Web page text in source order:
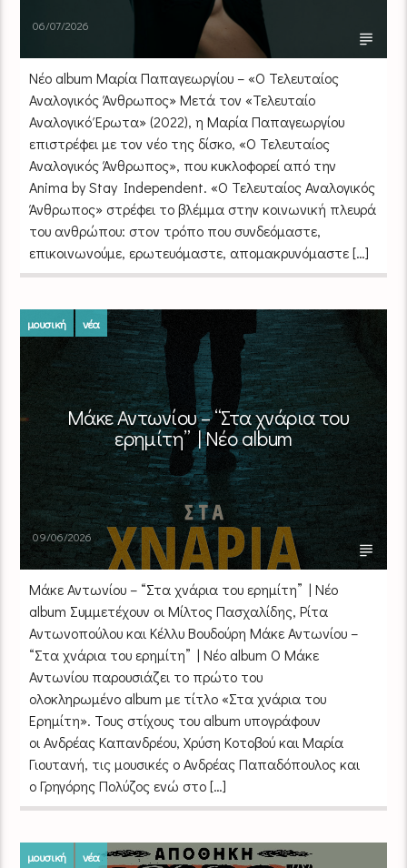
06/07/2026
Νέο album Μαρία Παπαγεωργίου – «Ο Τελευταίος
Αναλογικός Άνθρωπος» Μετά τον «Τελευταίο
Αναλογικό Έρωτα» (2022), η Μαρία Παπαγεωργίου
επιστρέφει με τον νέο της δίσκο, «Ο Τελευταίος
Αναλογικός Άνθρωπος», που κυκλοφορεί από την
Anima by Stay Independent. «Ο Τελευταίος Αναλογικός
Άνθρωπος» στρέφει το βλέμμα στην κοινωνική πλευρά
του ανθρώπου: στον τρόπο που συνδεόμαστε,
επικοινωνούμε, ερωτευόμαστε, απομακρυνόμαστε […]
μουσική νέα
Μάκε Αντωνίου – “Στα χνάρια του
ερημίτη” | Νέο album
09/06/2026
Μάκε Αντωνίου – “Στα χνάρια του ερημίτη” | Νέο
album Συμμετέχουν οι Μίλτος Πασχαλίδης, Ρίτα
Αντωνοπούλου και Κέλλυ Βουδούρη Μάκε Αντωνίου –
“Στα χνάρια του ερημίτη” | Νέο album Ο Μάκε
Αντωνίου παρουσιάζει το πρώτο του
ολοκληρωμένο album με τίτλο «Στα χνάρια του
Ερημίτη». Τους στίχους του album υπογράφουν
οι Ανδρέας Καπανδρέου, Χρύση Κοτοβού και Μαρία
Γιουτανή, τις μουσικές ο Ανδρέας Παπαδόπουλος και
ο Γρηγόρης Πολύζος ενώ στο […]
μουσική νέα